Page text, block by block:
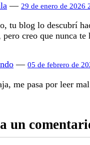
— 29 de enero de 2026
tu blog lo descubrí
pero creo que nunca
— 05 de febrero de
me pasa por leer
un